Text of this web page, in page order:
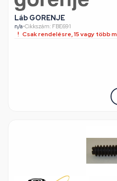
Láb GORENJE
n/a•Cikkszám: FBE691
Csak rendelésre, 15 vagy több